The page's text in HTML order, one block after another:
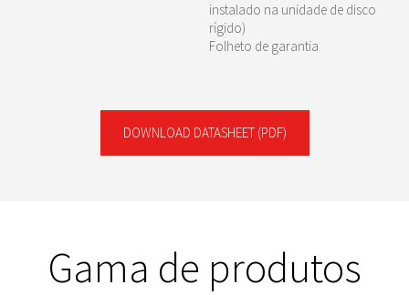
instalado na unidade de disco
rígido)
Folheto de garantia
DOWNLOAD DATASHEET (PDF)
Gama de produtos